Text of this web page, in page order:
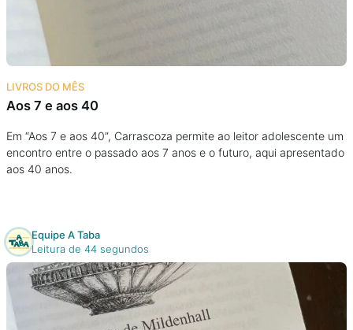
LIVROS DO MÊS
Aos 7 e aos 40
Em “Aos 7 e aos 40”, Carrascoza permite ao leitor adolescente um
encontro entre o passado aos 7 anos e o futuro, aqui apresentado
aos 40 anos.
Equipe A Taba
Leitura de 44 segundos